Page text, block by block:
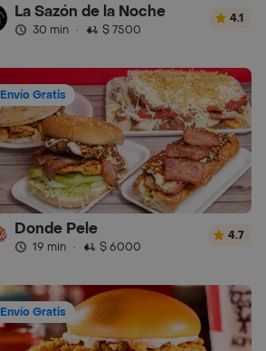
La Sazón de la Noche
30 min · $ 7500
4.1
Envío Gratis
Donde Pele
19 min · $ 6000
4.7
Envío Gratis